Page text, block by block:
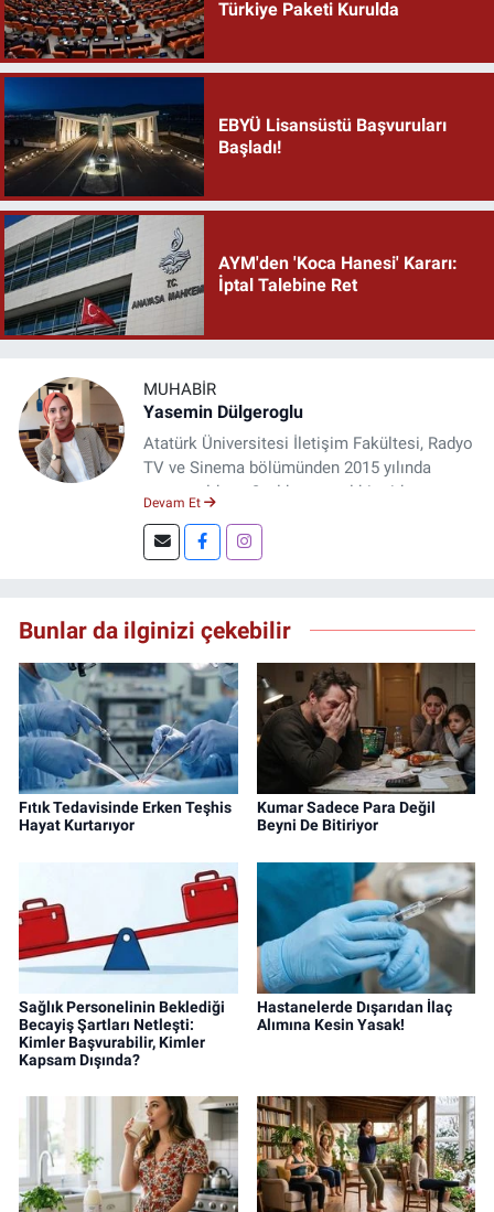
Türkiye Paketi Kurulda
EBYÜ Lisansüstü Başvuruları
Başladı!
AYM'den 'Koca Hanesi' Kararı:
İptal Talebine Ret
MUHABIR
Yasemin Dülgeroglu
Atatürk Üniversitesi İletişim Fakültesi, Radyo
TV ve Sinema bölümünden 2015 yılında
mezun oldum. 3 yıl kurumsal bir şirkette
DoğuGazetesi.com internet haber sitesinde
muhabirlik yapıyor ve içerik üretiyorum.
Devam Et
Bunlar da ilginizi çekebilir
Fıtık Tedavisinde Erken Teşhis
Hayat Kurtarıyor
Kumar Sadece Para Değil
Beyni De Bitiriyor
Sağlık Personelinin Beklediği
Becayiş Şartları Netleşti:
Kimler Başvurabilir, Kimler
Kapsam Dışında?
Hastanelerde Dışarıdan İlaç
Alımına Kesin Yasak!